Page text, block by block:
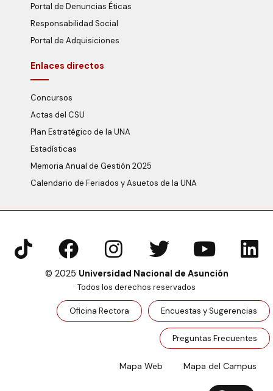
Portal de Denuncias Éticas
Responsabilidad Social
Portal de Adquisiciones
Enlaces directos
Concursos
Actas del CSU
Plan Estratégico de la UNA
Estadísticas
Memoria Anual de Gestión 2025
Calendario de Feriados y Asuetos de la UNA
© 2025 Universidad Nacional de Asunción
Todos los derechos reservados
Oficina Rectora Encuestas y Sugerencias
Preguntas Frecuentes
Mapa Web Mapa del Campus